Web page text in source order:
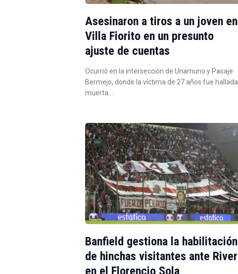
Asesinaron a tiros a un joven en
Villa Fiorito en un presunto
ajuste de cuentas
Ocurrió en la intersección de Unamuno y Pasaje
Bermejo, donde la víctima de 27 años fue hallada
muerta…
Banfield gestiona la habilitación
de hinchas visitantes ante River
en el Florencio Sola